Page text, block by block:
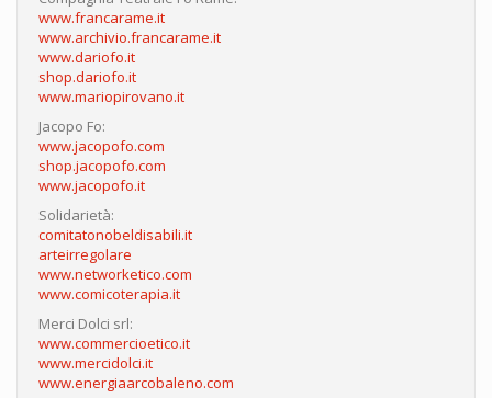
www.francarame.it
www.archivio.francarame.it
www.dariofo.it
shop.dariofo.it
www.mariopirovano.it
Jacopo Fo:
www.jacopofo.com
shop.jacopofo.com
www.jacopofo.it
Solidarietà:
comitatonobeldisabili.it
arteirregolare
www.networketico.com
www.comicoterapia.it
Merci Dolci srl:
www.commercioetico.it
www.mercidolci.it
www.energiaarcobaleno.com